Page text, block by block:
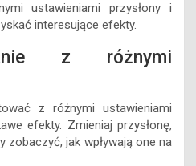
ustawieniami przysłony i
interesujące efekty.
z różnymi
z różnymi ustawieniami
efekty. Zmieniaj przysłonę,
zobaczyć, jak wpływają one na